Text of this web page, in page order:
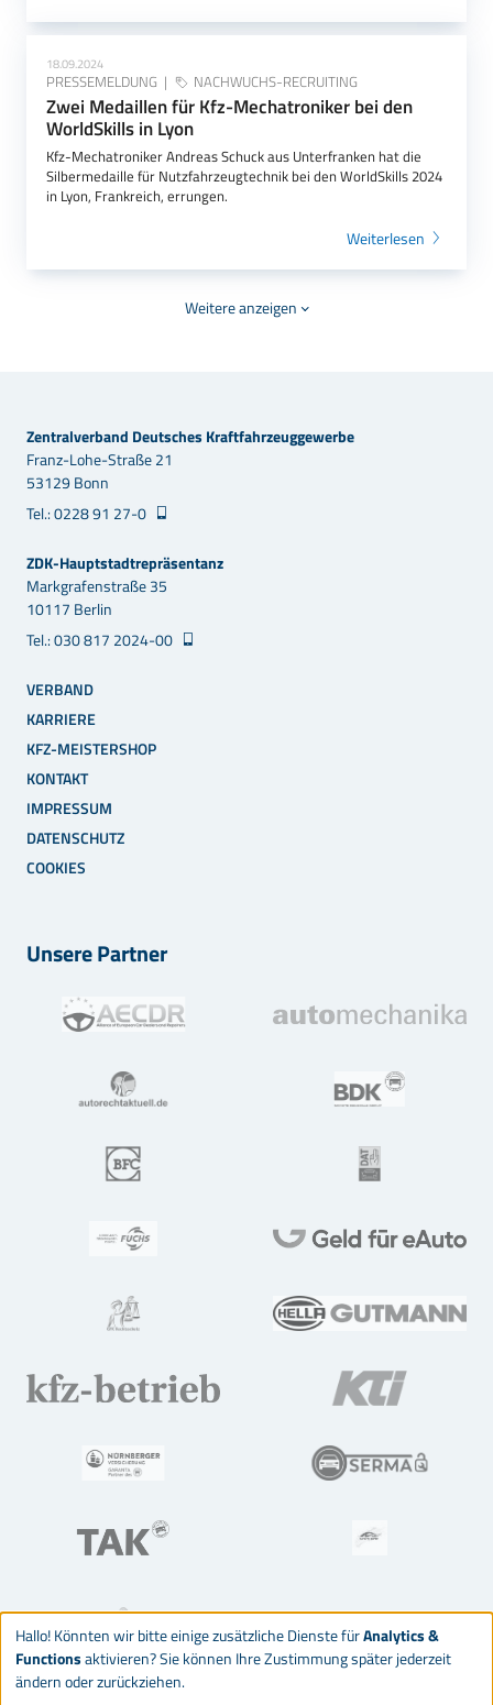
18.09.2024
PRESSEMELDUNG NACHWUCHS-RECRUITING
Zwei Medaillen für Kfz-Mechatroniker bei den
WorldSkills in Lyon
Kfz-Mechatroniker Andreas Schuck aus Unterfranken hat die
Silbermedaille für Nutzfahrzeugtechnik bei den WorldSkills 2024
in Lyon, Frankreich, errungen.
Weiterlesen
Weitere anzeigen
Zentralverband Deutsches Kraftfahrzeuggewerbe
Franz-Lohe-Straße 21
53129 Bonn
Tel.: 0228 91 27-0
ZDK-Hauptstadtrepräsentanz
Markgrafenstraße 35
10117 Berlin
Tel.: 030 817 2024-00
VERBAND
KARRIERE
KFZ-MEISTERSHOP
KONTAKT
IMPRESSUM
DATENSCHUTZ
COOKIES
Unsere Partner
© 2026 Deutsches Kraftfahrzeuggewerbe
Hallo! Könnten wir bitte einige zusätzliche Dienste fürAnalytics &
Functionsaktivieren? Sie können Ihre Zustimmung später jederzeit
ändern oder zurückziehen.